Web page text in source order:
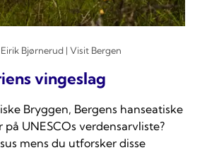
Bjørnerud | Visit Bergen
vingeslag
Bryggen, Bergens hanseatiske
på UNESCOs verdensarvliste?
mens du utforsker disse